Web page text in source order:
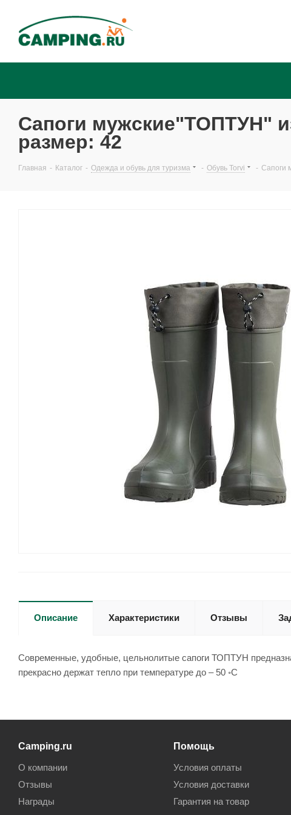
Сапоги мужские"ТОПТУН"
размер: 42
Главная - Каталог - Одежда и обувь для туризма - Обувь Torvi - Сапоги
Описание Характеристики Отзывы
Современные, удобные, цельнолитые сапоги ТОПТУН
прекрасно держат тепло при температуре до – 50 ◦С
Camping.ru
О компании
Отзывы
Награды
Помощь
Условия оплаты
Условия доставки
Гарантия на товар